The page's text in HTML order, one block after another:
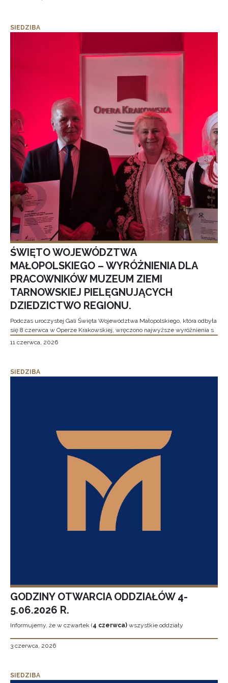
SIEDZIBA
ŚWIĘTO WOJEWÓDZTWA
MAŁOPOLSKIEGO – WYRÓŻNIENIA DLA
PRACOWNIKÓW MUZEUM ZIEMI
TARNOWSKIEJ PIELĘGNUJĄCYCH
DZIEDZICTWO REGIONU.
Podczas uroczystej Gali Święta Województwa Małopolskiego, która odbyła
się 8 czerwca w Operze Krakowskiej, wręczono najwyższe wyróżnienia s
11 czerwca, 2026
SIEDZIBA
GODZINY OTWARCIA ODDZIAŁÓW 4-
5.06.2026 R.
Informujemy, że w czwartek (4 czerwca) wszystkie oddziały
3 czerwca, 2026
SIEDZIBA